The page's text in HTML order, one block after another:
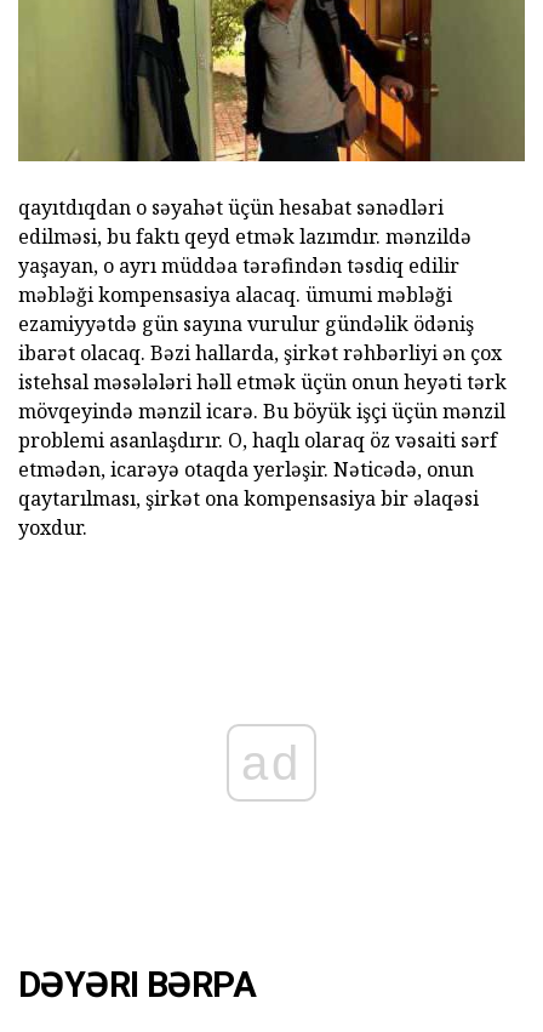
qayıtdıqdan o səyahət üçün hesabat sənədləri
edilməsi, bu faktı qeyd etmək lazımdır. mənzildə
yaşayan, o ayrı müddəa tərəfindən təsdiq edilir
məbləği kompensasiya alacaq. ümumi məbləği
ezamiyyətdə gün sayına vurulur gündəlik ödəniş
ibarət olacaq. Bəzi hallarda, şirkət rəhbərliyi ən çox
istehsal məsələləri həll etmək üçün onun heyəti tərk
mövqeyində mənzil icarə. Bu böyük işçi üçün mənzil
problemi asanlaşdırır. O, haqlı olaraq öz vəsaiti sərf
etmədən, icarəyə otaqda yerləşir. Nəticədə, onun
qaytarılması, şirkət ona kompensasiya bir əlaqəsi
yoxdur.
ad
DƏYƏRI BƏRPA